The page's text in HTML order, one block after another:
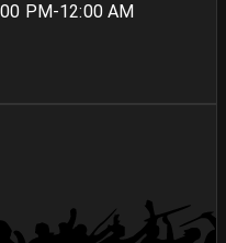
PM-12:00 AM